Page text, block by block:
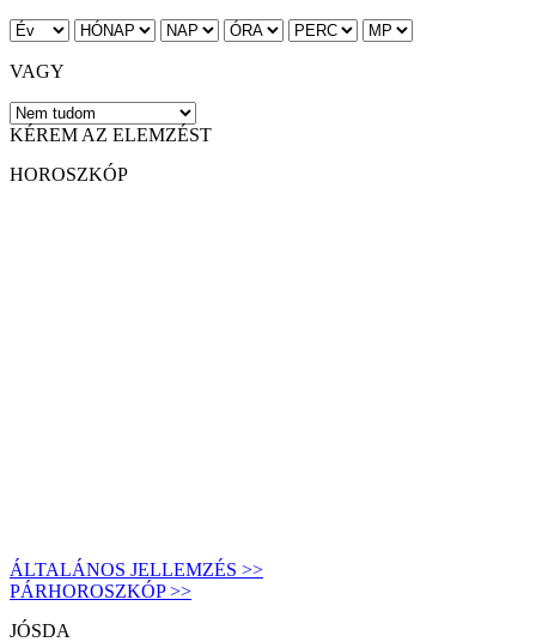
VAGY
KÉREM AZ ELEMZÉST
HOROSZKÓP
ÁLTALÁNOS JELLEMZÉS >>
PÁRHOROSZKÓP >>
JÓSDA